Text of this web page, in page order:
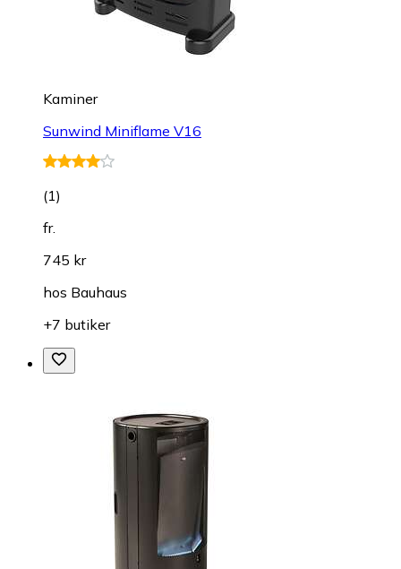
Kaminer
Sunwind Miniflame V16
(1)
fr.
745 kr
hos Bauhaus
+7 butiker